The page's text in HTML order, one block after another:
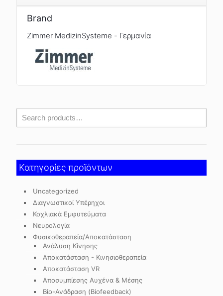
Brand
Zimmer MedizinSysteme - Γερμανία
Κατηγορίες προϊόντων
Uncategorized
Διαγνωστικοί Υπέρηχοι
Κοχλιακά Εμφυτεύματα
Νευρολογία
Φυσικοθεραπεία/Αποκατάσταση
Ανάλυση Κίνησης
Αποκατάσταση - Κινησιοθεραπεία
Αποκατάσταση VR
Αποσυμπίεσης Αυχένα & Μέσης
Βίο-Ανάδραση (Biofeedback)